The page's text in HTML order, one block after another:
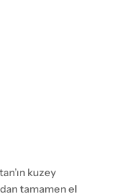
kuzey
tamamen el